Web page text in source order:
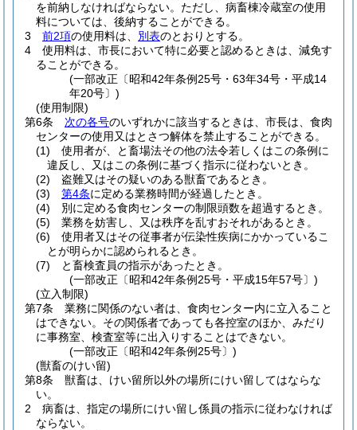
を前納しなければならない。 ただし、病畜棟冷蔵室の使用
料については、後納することができる。
3
前2項の使用料は、 別表のとおりとする。
4
使用料は、市長において特に必要と認めるときは、減免す
ることができる。
(一部改正〔昭和42年条例25号・63年34号・平成14
年20号〕)
(使用制限)
第6条
次の各号のいずれかに該当するときは、市長は、食肉
センターの使用又はとさつ解体を禁止することができる。
(1)
使用者が、と畜場法その他の法令若しくはこの条例に
違反し、又はこの条例に基づく指示に従わないとき。
(2)
盗難又はその疑いのある獣畜であるとき。
(3)
第4条に定める業務時間が経過したとき。
(4)
別に定める食肉センターの制限頭数を超過するとき。
(5)
業務を妨害し、又は秩序を乱すおそれがあるとき。
(6)
使用者又はその従事者が伝染性疾病にかかっているこ
とが明らかに認められるとき。
(7)
と畜検査員の指示があったとき。
(一部改正〔昭和42年条例25号・平成15年57号〕)
(立入制限)
第7条
業務に関係のない者は、食肉センター内に立入ること
はできない。 その関係者であっても各控室のほか、みだり
に事務室、検査室等に出入りすることはできない。
(一部改正〔昭和42年条例25号〕)
(獣畜のけい留)
第8条
獣畜は、けい留所以外の場所にけい留してはならな
い。
2
病畜は、指定の場所にけい留し係員の指示に従わなければ
ならない。